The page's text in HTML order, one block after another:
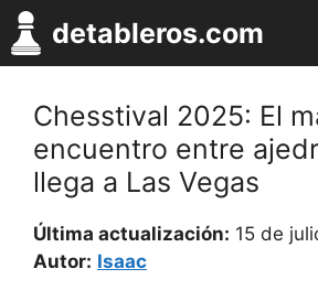
Saltar
al
contenido
detableros.com
Chesstival 2025: El
encuentro entre
llega a Las Vegas
Última actualización: 15 de
Autor: Isaac